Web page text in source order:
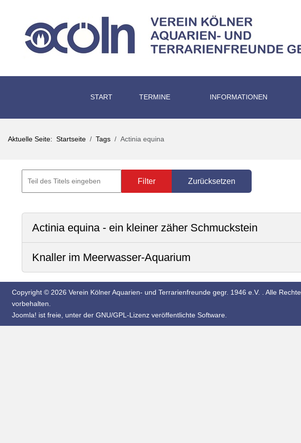
START TERMINE INFORMATIONEN
Aktuelle Seite: Startseite Tags Actinia equina
Filter Zurücksetzen
Actinia equina - ein kleiner zäher Schmuckstein
Knaller im Meerwasser-Aquarium
Copyright © 2026 Verein Kölner Aquarien- und Terrarienfreunde gegr. 1946 e.V. . Alle Rechte
vorbehalten.
Joomla! ist freie, unter der GNU/GPL-Lizenz veröffentlichte Software.